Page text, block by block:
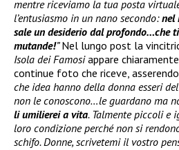
mentre riceviamo la tua posta
l’entusiasmo in un nano secondo:nel
sale un desiderio dal profondo…che
mutande!”Nel lungo post la
Isola dei Famosiappare
continue foto che riceve,
che idea hanno della donna esseri
non le conoscono…le guardano ma
li umilierei a vita. Talmente piccoli e
loro condizione perché non si
schifo. Donne, scrivetemi il vostro